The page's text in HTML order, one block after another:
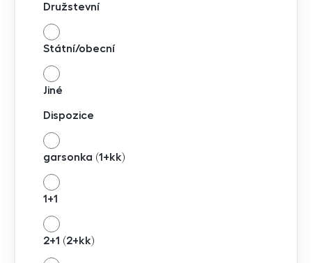
Družstevní
Státní/obecní
Jiné
Dispozice
garsonka (1+kk)
1+1
2+1 (2+kk)